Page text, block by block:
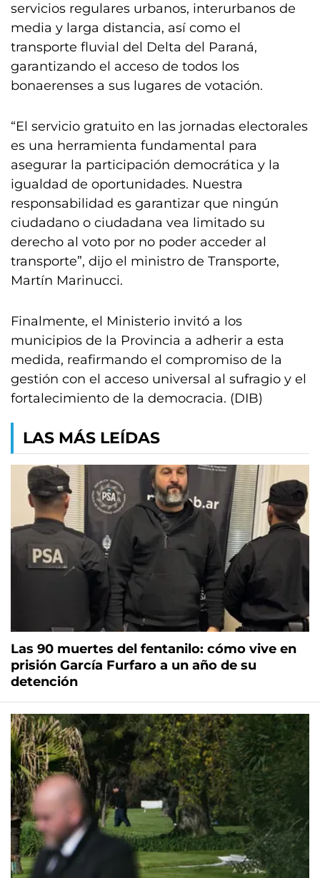
servicios regulares urbanos, interurbanos de
media y larga distancia, así como el
transporte fluvial del Delta del Paraná,
garantizando el acceso de todos los
bonaerenses a sus lugares de votación.
“El servicio gratuito en las jornadas electorales
es una herramienta fundamental para
asegurar la participación democrática y la
igualdad de oportunidades. Nuestra
responsabilidad es garantizar que ningún
ciudadano o ciudadana vea limitado su
derecho al voto por no poder acceder al
transporte”, dijo el ministro de Transporte,
Martín Marinucci.
Finalmente, el Ministerio invitó a los
municipios de la Provincia a adherir a esta
medida, reafirmando el compromiso de la
gestión con el acceso universal al sufragio y el
fortalecimiento de la democracia. (DIB)
LAS MÁS LEÍDAS
Las 90 muertes del fentanilo: cómo vive en
prisión García Furfaro a un año de su
detención